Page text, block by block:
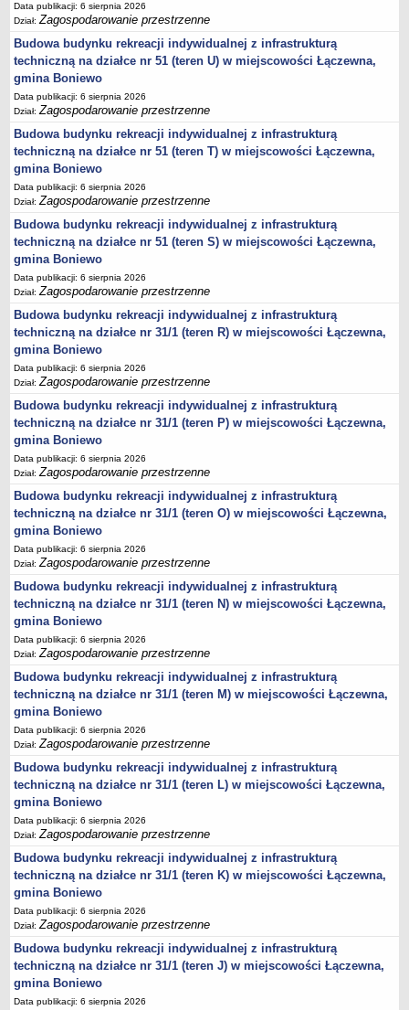
REWITALIZACJA GMINY BONIEWO
PPWOW
Aktualności
konkursy
Podręcznik PPWOW
Plan działania
Strategia Rozwiązywania Problemów Społecznych
Lista osób kluczowych
Lista aktywności społecznych
Lista lokalnych liderów
Podmioty uprawnione do świadczenia usług integracji społecznej
Podmioty realizujące usługi integracji społecznej w 2009
Wykaz usług społecznych
Plan utrwalania rezultatów
FUNDUSZ WSPARCIA
MIENIE KOMUNALNE
2006
2007
2008
2010
2009
POMOC PUBLICZNA
PUBLICZNIE DOSTĘPNY WYKAZ DANYCH ZAWIERAJĄCYCH INFORMACJE O
ŚRODOWISKU I JEGO OCHRONIE
Pliki do pobrania
Udostepnianie informacji o środowisku
Informacja o wykazie
harmonogram odbioru odpadów
GMINNY KOMITET OCHRONY PAMIĘCI WALK I MĘCZEŃSTWA
Plany pracy
Sprawozdania
Startegia Rozwoju Gminy Boniewo 2025-2034
Program Ochrony Środowiska dla Gminy Boniewo na lata 2024-2028
z perspektywą do 2032 roku
Program Gospodarki Odpadami
Plan odnowy sołectwa Boniewo
Gminna komisja Profilaktyki i Rozwiązywania Problemów
alkoholowych
Strategia Rozwiązywania Problemów Społecznych
Strategia Rozwoju Turystycznego Gminy Boniewo
Program współpracy z organizacjami pozarządowymi
Program profilaktyki i rozwiązywania problemów alkoholowych
Lokalny program rozwoju Gminy Boniewo na lata 2012-2020
PROGRAM USUWANIA AZBESTU I WYROBÓW
ZAWIERAJĄCYCH AZBEST DLA GMINY BONIEWO NA LATA
Data publikacji: 6 sierpnia 2026
Dział:Zagospodarowanie przestrzenne
Budowa budynku rekreacji indywidualnej z infrastrukturą
techniczną na działce nr 51 (teren U) w miejscowości Łączewna,
gmina Boniewo
Data publikacji: 6 sierpnia 2026
Dział:Zagospodarowanie przestrzenne
Budowa budynku rekreacji indywidualnej z infrastrukturą
techniczną na działce nr 51 (teren T) w miejscowości Łączewna,
gmina Boniewo
Data publikacji: 6 sierpnia 2026
Dział:Zagospodarowanie przestrzenne
Budowa budynku rekreacji indywidualnej z infrastrukturą
techniczną na działce nr 51 (teren S) w miejscowości Łączewna,
gmina Boniewo
Data publikacji: 6 sierpnia 2026
Dział:Zagospodarowanie przestrzenne
Budowa budynku rekreacji indywidualnej z infrastrukturą
techniczną na działce nr 31/1 (teren R) w miejscowości Łączewna,
gmina Boniewo
Data publikacji: 6 sierpnia 2026
Dział:Zagospodarowanie przestrzenne
Budowa budynku rekreacji indywidualnej z infrastrukturą
techniczną na działce nr 31/1 (teren P) w miejscowości Łączewna,
gmina Boniewo
Data publikacji: 6 sierpnia 2026
Dział:Zagospodarowanie przestrzenne
Budowa budynku rekreacji indywidualnej z infrastrukturą
techniczną na działce nr 31/1 (teren O) w miejscowości Łączewna,
gmina Boniewo
Data publikacji: 6 sierpnia 2026
Dział:Zagospodarowanie przestrzenne
Budowa budynku rekreacji indywidualnej z infrastrukturą
techniczną na działce nr 31/1 (teren N) w miejscowości Łączewna,
gmina Boniewo
Data publikacji: 6 sierpnia 2026
Dział:Zagospodarowanie przestrzenne
Budowa budynku rekreacji indywidualnej z infrastrukturą
techniczną na działce nr 31/1 (teren M) w miejscowości Łączewna,
gmina Boniewo
Data publikacji: 6 sierpnia 2026
Dział:Zagospodarowanie przestrzenne
Budowa budynku rekreacji indywidualnej z infrastrukturą
techniczną na działce nr 31/1 (teren L) w miejscowości Łączewna,
gmina Boniewo
Data publikacji: 6 sierpnia 2026
Dział:Zagospodarowanie przestrzenne
Budowa budynku rekreacji indywidualnej z infrastrukturą
techniczną na działce nr 31/1 (teren K) w miejscowości Łączewna,
gmina Boniewo
Data publikacji: 6 sierpnia 2026
Dział:Zagospodarowanie przestrzenne
Budowa budynku rekreacji indywidualnej z infrastrukturą
techniczną na działce nr 31/1 (teren J) w miejscowości Łączewna,
gmina Boniewo
Data publikacji: 6 sierpnia 2026